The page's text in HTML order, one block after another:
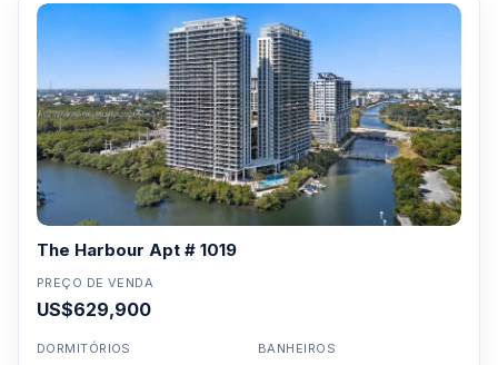
The Harbour Apt # 1019
PREÇO DE VENDA
US$629,900
DORMITÓRIOS BANHEIROS